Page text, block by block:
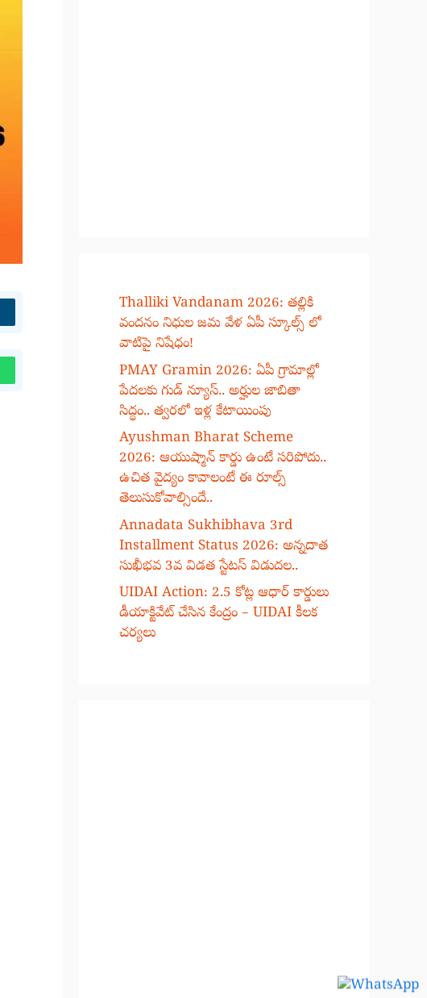
Thalliki Vandanam 2026: తల్లికి
వందనం నిధుల జమ వేళ ఏపీ స్కూల్స్ లో
వాటిపై నిషేధం!
PMAY Gramin 2026: ఏపీ గ్రామాల్లో
పేదలకు గుడ్ న్యూస్.. అర్హుల జాబితా
సిద్ధం.. త్వరలో ఇళ్ల కేటాయింపు
Ayushman Bharat Scheme
2026: ఆయుష్మాన్ కార్డు ఉంటే సరిపోదు..
ఉచిత వైద్యం కావాలంటే ఈ రూల్స్
తెలుసుకోవాల్సిందే..
Annadata Sukhibhava 3rd
Installment Status 2026: అన్నదాత
సుఖీభవ 3వ విడత స్టేటస్ విడుదల..
UIDAI Action: 2.5 కోట్ల ఆధార్ కార్డులు
డీయాక్టివేట్ చేసిన కేంద్రం – UIDAI కీలక
చర్యలు